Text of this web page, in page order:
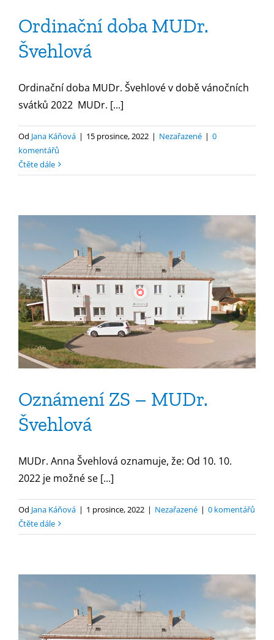
Ordinační doba MUDr.
Švehlová
Ordinační doba MUDr. Švehlové v době vánočních
svátků 2022 MUDr. [...]
Od Jana Káňová | 15 prosince, 2022 | Nezařazené | 0
komentářů
Čtěte dále
Oznámení ZS – MUDr.
Švehlová
MUDr. Anna Švehlová oznamuje, že: Od 10. 10.
2022 je možné se [...]
Od Jana Káňová | 1 prosince, 2022 | Nezařazené | 0 komentářů
Čtěte dále